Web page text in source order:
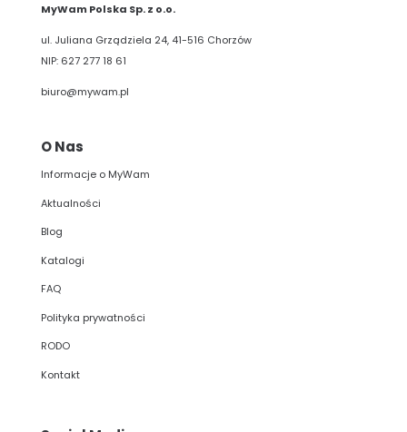
MyWam Polska Sp. z o.o.
ul. Juliana Grządziela 24, 41-516 Chorzów
NIP: 627 277 18 61
biuro@mywam.pl
O Nas
Informacje o MyWam
Aktualności
Blog
Katalogi
FAQ
Polityka prywatności
RODO
Kontakt